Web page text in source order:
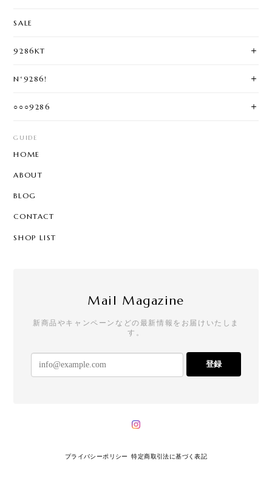
SALE
9286KT
N°9286!
○○○9286
GUIDE
HOME
ABOUT
BLOG
CONTACT
SHOP LIST
Mail Magazine
新商品やキャンペーンなどの最新情報をお届けいたしま
す。
登録
プライバシーポリシー 特定商取引法に基づく表記